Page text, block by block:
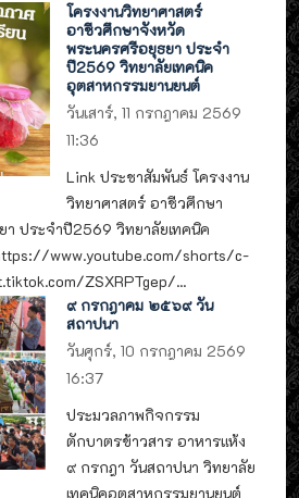
โครงงานวิทยาศาสตร์
อาชีวศึกษาจังหวัด
พระนครศรีอยุธยา ประจำ
ปี2569 วิทยาลัยเทคนิค
อุตสาหกรรมยานยนต์
วันเสาร์, 11 กรกฎาคม 2569
11:36
Link ประชาสัมพันธ์ โครงงาน
วิทยาศาสตร์ อาชีวศึกษา
ประจำปี2569 วิทยาลัยเทคนิค
www.youtube.com/shorts/c-
ZSXRPTgep/...
๙ กรกฎาคม ๒๕๖๙ วัน
สถาปนา
วันศุกร์, 10 กรกฎาคม 2569
16:37
ประมวลภาพกิจกรรม
ตักบาตรข้าวสาร อาหารแห้ง
๙ กรกฎา วันสถาปนา วิทยาลัย
เทคนิคอุตสาหกรรมยานยนต์